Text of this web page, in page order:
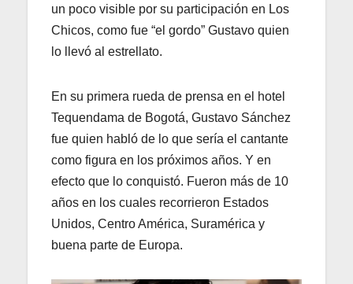
un poco visible por su participación en Los
Chicos, como fue “el gordo” Gustavo quien
lo llevó al estrellato.
En su primera rueda de prensa en el hotel
Tequendama de Bogotá, Gustavo Sánchez
fue quien habló de lo que sería el cantante
como figura en los próximos años. Y en
efecto que lo conquistó. Fueron más de 10
años en los cuales recorrieron Estados
Unidos, Centro América, Suramérica y
buena parte de Europa.